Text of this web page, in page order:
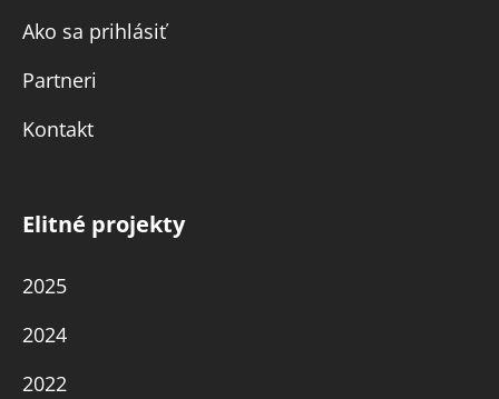
Ako sa prihlásiť
Partneri
Kontakt
Elitné projekty
2025
2024
2022